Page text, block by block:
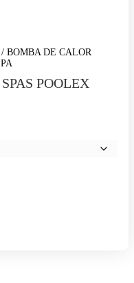
/ BOMBA DE CALOR
POOLEX